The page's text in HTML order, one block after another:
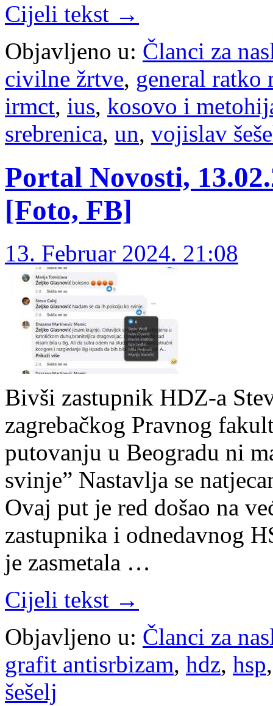
Cijeli tekst →
Objavljeno u: Članci za
civilne žrtve, general ratko
irmct, ius, kosovo i
srebrenica, un, vojislav
Portal Novosti,
[Foto, FB]
13. Februar 2024. 21:08
Bivši zastupnik HDZ-a
zagrebačkog Pravnog
putovanju u Beogradu ni
svinje” Nastavlja se
Ovaj put je red došao na
zastupnika i odnedavnog
je zasmetala …
Cijeli tekst →
Objavljeno u: Članci za
grafit antisrbizam, hdz, hsp
šešelj